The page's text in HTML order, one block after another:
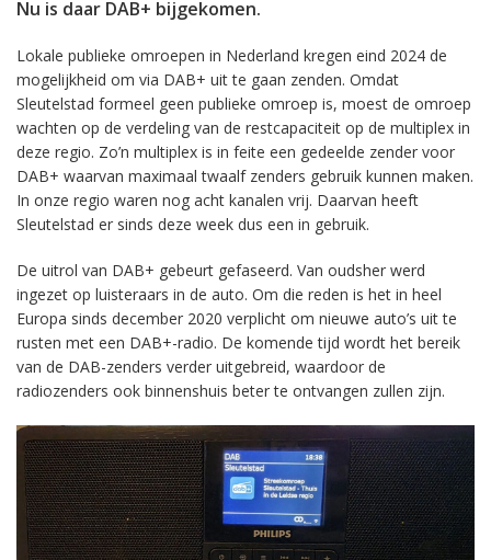
Nu is daar DAB+ bijgekomen.
Lokale publieke omroepen in Nederland kregen eind 2024 de
mogelijkheid om via DAB+ uit te gaan zenden. Omdat
Sleutelstad formeel geen publieke omroep is, moest de omroep
wachten op de verdeling van de restcapaciteit op de multiplex in
deze regio. Zo’n multiplex is in feite een gedeelde zender voor
DAB+ waarvan maximaal twaalf zenders gebruik kunnen maken.
In onze regio waren nog acht kanalen vrij. Daarvan heeft
Sleutelstad er sinds deze week dus een in gebruik.
De uitrol van DAB+ gebeurt gefaseerd. Van oudsher werd
ingezet op luisteraars in de auto. Om die reden is het in heel
Europa sinds december 2020 verplicht om nieuwe auto’s uit te
rusten met een DAB+-radio. De komende tijd wordt het bereik
van de DAB-zenders verder uitgebreid, waardoor de
radiozenders ook binnenshuis beter te ontvangen zullen zijn.